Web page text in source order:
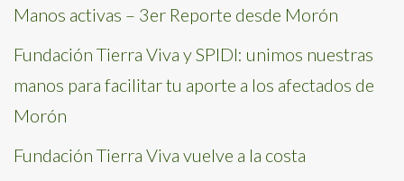
Manos activas – 3er Reporte desde Morón
Fundación Tierra Viva y SPIDI: unimos nuestras
manos para facilitar tu aporte a los afectados de
Morón
Fundación Tierra Viva vuelve a la costa